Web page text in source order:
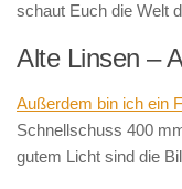
schaut Euch die Welt
Alte Linsen –
Außerdem bin ich ein
Schnellschuss 400
gutem Licht sind die